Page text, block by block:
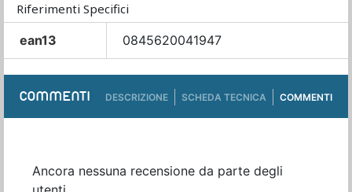
Riferimenti Specifici
ean13
0845620041947
COMMENTI DESCRIZIONE SCHEDA TECNICA COMMENTI
Ancora nessuna recensione da parte degli